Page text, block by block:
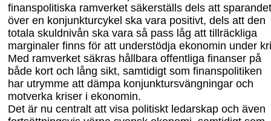
finanspolitiska ramverket säkerställs dels att sparandet
över en konjunkturcykel ska vara positivt, dels att den
totala skuldnivån ska vara så pass låg att tillräckliga
marginaler finns för att understödja ekonomin under
Med ramverket säkras håll bara offentliga finanser på
både kort och lång sikt, samtidigt som finanspolitiken
har utrymme att dämpa konjunktursvängningar och
motverka kriser i ekonomin.
Det är nu centralt att visa politiskt ledarskap och även